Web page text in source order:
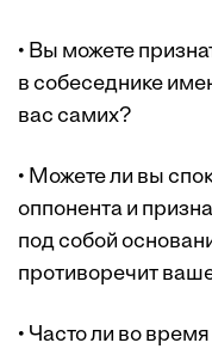
• Вы можете
в собеседнике
вас самих?
• Можете ли вы
оппонента и
под собой
противоречит
• Часто ли во